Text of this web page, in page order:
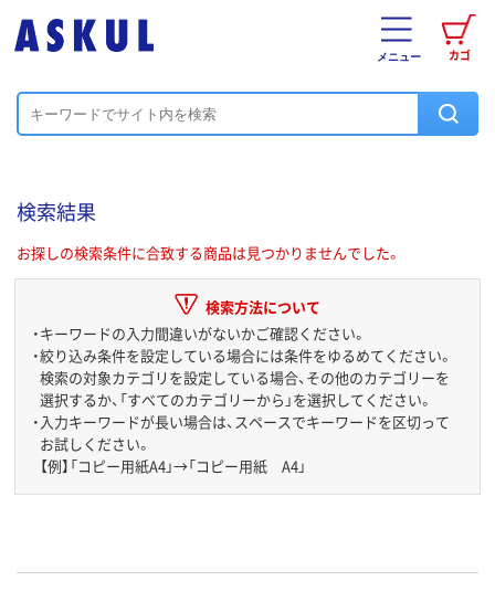
カゴ
メニュー
検索結果
お探しの検索条件に合致する商品は見つかりませんでした。
検索方法について
・キーワードの入力間違いがないかご確認ください。
・絞り込み条件を設定している場合には条件をゆるめてください。
検索の対象カテゴリを設定している場合、その他のカテゴリーを
選択するか、「すべてのカテゴリーから」を選択してください。
・ 入力キーワードが長い場合は、スペースでキーワードを区切って
お試しください。
【例】「コピー用紙A4」→「コピー用紙 A4」